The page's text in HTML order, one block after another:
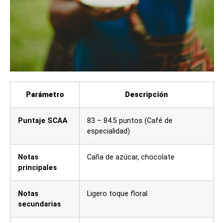
Parámetro Descripción
Puntaje SCAA
83 – 84.5 puntos (Café de
especialidad)
Notas
principales
Caña de azúcar, chocolate
Notas
secundarias
Ligero toque floral